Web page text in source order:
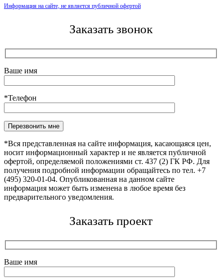
Информация на сайте, не является публичной офертой
Заказать звонок
Ваше имя
*Телефон
Оставьте это поле пустым.
*Вся представленная на сайте информация, касающаяся цен,
носит информационный характер и не является публичной
офертой, определяемой положениями ст. 437 (2) ГК РФ. Для
получения подробной информации обращайтесь по тел. +7
(495) 320-01-04. Опубликованная на данном сайте
информация может быть изменена в любое время без
предварительного уведомления.
Заказать проект
Ваше имя